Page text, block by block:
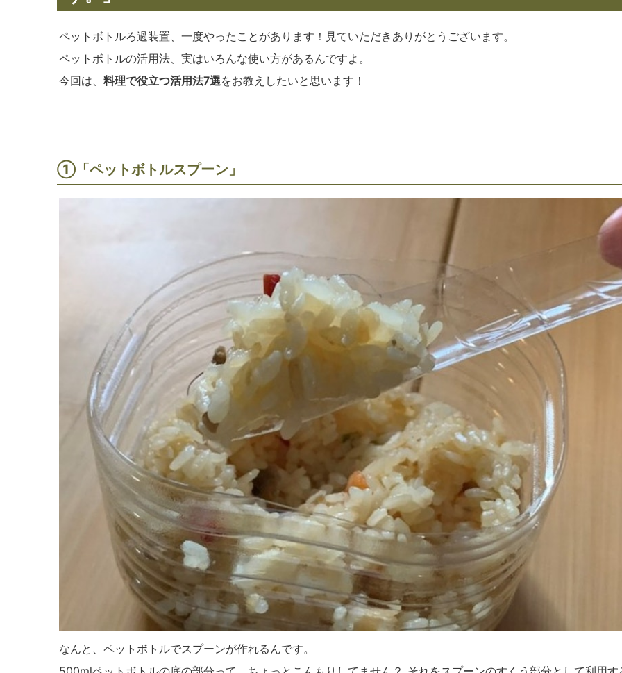
ペットボトルろ過装置、一度やったことがあります！見ていただきありがとうございます。
ペットボトルの活用法、実はいろんな使い方があるんですよ。
今回は、 料理で役立つ活用法7選をお教えしたいと思います！
①「ペットボトルスプーン」
なんと、ペットボトルでスプーンが作れるんです。